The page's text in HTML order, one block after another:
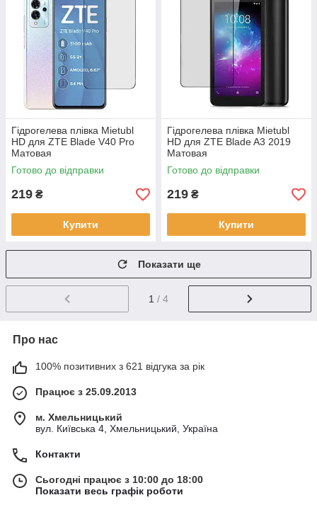
Гідрогелева плівка Mietubl
HD для ZTE Blade V40 Pro
Матовая
Готово до відправки
219 ₴
Купити
Гідрогелева плівка Mietubl
HD для ZTE Blade A3 2019
Матовая
Готово до відправки
219 ₴
Купити
Показати ще
1 / 4
Про нас
100% позитивних з 621 відгука за рік
Працює з 25.09.2013
м. Хмельницький
вул. Київська 4, Хмельницький, Україна
Контакти
Сьогодні працює з 10:00 до 18:00
Показати весь графік роботи